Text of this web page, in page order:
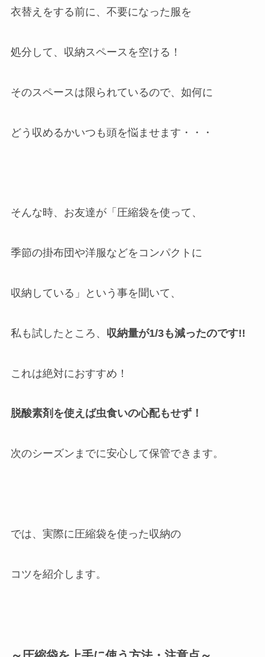
衣替えをする前に、不要になった服を
処分して、収納スペースを空ける！
そのスペースは限られているので、如何に
どう収めるかいつも頭を悩ませます・・・
そんな時、お友達が「圧縮袋を使って、
季節の掛布団や洋服などをコンパクトに
収納している」という事を聞いて、
私も試したところ、 収納量が1/3も減ったのです!!
これは絶対におすすめ！
脱酸素剤を使えば虫食いの心配もせず！
次のシーズンまでに安心して保管できます。
では、実際に圧縮袋を使った収納の
コツを紹介します。